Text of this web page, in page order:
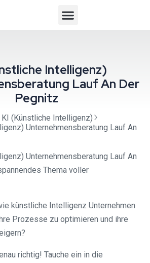
Intelligenz)
Lauf An Der
Pegnitz
KI (Künstliche Intelligenz)
Unternehmensberatung Lauf An
Unternehmensberatung Lauf An
Thema voller
künstliche Intelligenz Unternehmen
Prozesse zu optimieren und ihre
richtig! Tauche ein in die